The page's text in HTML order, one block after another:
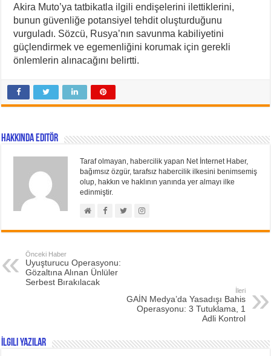
Akira Muto’ya tatbikatla ilgili endişelerini ilettiklerini,
bunun güvenliğe potansiyel tehdit oluşturduğunu
vurguladı. Sözcü, Rusya’nın savunma kabiliyetini
güçlendirmek ve egemenliğini korumak için gerekli
önlemlerin alınacağını belirtti.
Hakkında Editör
Taraf olmayan, habercilik yapan Net İnternet Haber,
bağımsız özgür, tarafsız habercilik ilkesini benimsemiş
olup, hakkın ve haklının yanında yer almayı ilke
edinmiştir.
Önceki Haber
Uyuşturucu Operasyonu:
Gözaltına Alınan Ünlüler
Serbest Bırakılacak
İleri
GAİN Medya’da Yasadışı Bahis
Operasyonu: 3 Tutuklama, 1
Adli Kontrol
İlgili Yazılar